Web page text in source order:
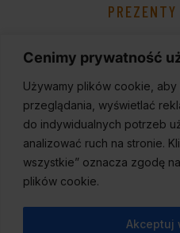
Cenimy prywatność
Używamy plików cookie,
przeglądania, wyświetlać
do indywidualnych potrzeb
analizować ruch na stronie.
wszystkie” oznacza zgodę
plików cookie.
Akceptuj